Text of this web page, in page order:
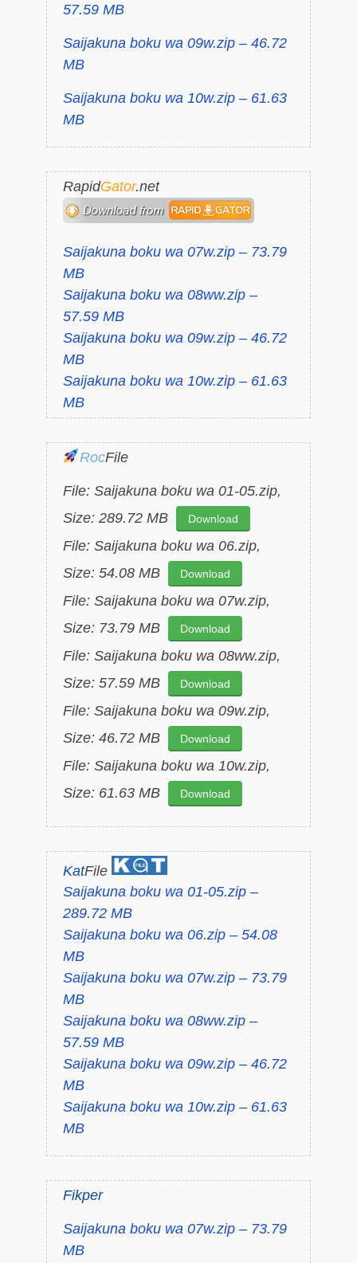
57.59 MB
Saijakuna boku wa 09w.zip – 46.72
MB
Saijakuna boku wa 10w.zip – 61.63
MB
RapidGator.net
Saijakuna boku wa 07w.zip – 73.79
MB
Saijakuna boku wa 08ww.zip –
57.59 MB
Saijakuna boku wa 09w.zip – 46.72
MB
Saijakuna boku wa 10w.zip – 61.63
MB
RocFile
File: Saijakuna boku wa 01-05.zip,
Size: 289.72 MB
Download
File: Saijakuna boku wa 06.zip,
Size: 54.08 MB
Download
File: Saijakuna boku wa 07w.zip,
Size: 73.79 MB
Download
File: Saijakuna boku wa 08ww.zip,
Size: 57.59 MB
Download
File: Saijakuna boku wa 09w.zip,
Size: 46.72 MB
Download
File: Saijakuna boku wa 10w.zip,
Size: 61.63 MB
Download
KatFile
Saijakuna boku wa 01-05.zip –
289.72 MB
Saijakuna boku wa 06.zip – 54.08
MB
Saijakuna boku wa 07w.zip – 73.79
MB
Saijakuna boku wa 08ww.zip –
57.59 MB
Saijakuna boku wa 09w.zip – 46.72
MB
Saijakuna boku wa 10w.zip – 61.63
MB
Fikper
Saijakuna boku wa 07w.zip – 73.79
MB